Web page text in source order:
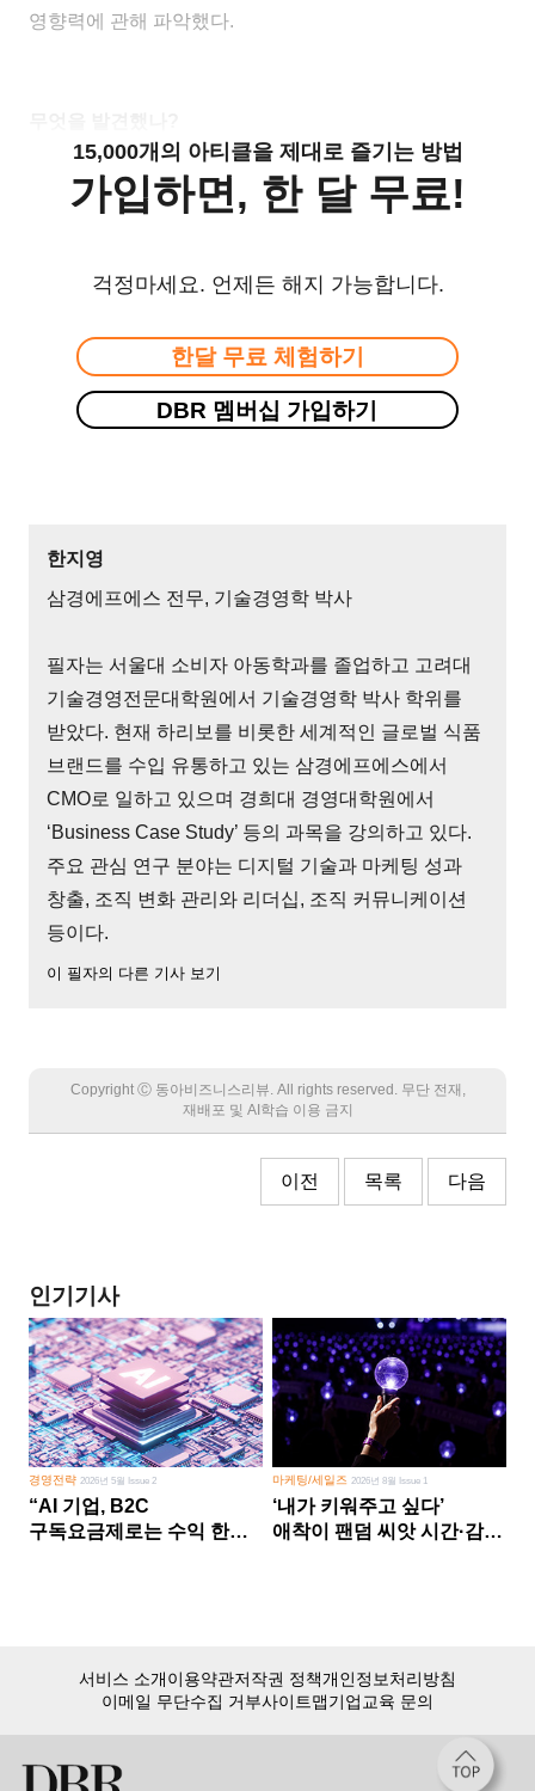
영향력에 관해 파악했다.
15,000개의 아티클을 제대로 즐기는 방법
가입하면, 한 달 무료!
걱정마세요. 언제든 해지 가능합니다.
한달 무료 체험하기
DBR 멤버십 가입하기
한지영
삼경에프에스 전무, 기술경영학 박사
필자는 서울대 소비자 아동학과를 졸업하고 고려대
기술경영전문대학원에서 기술경영학 박사 학위를
받았다. 현재 하리보를 비롯한 세계적인 글로벌 식품
브랜드를 수입 유통하고 있는 삼경에프에스에서
CMO로 일하고 있으며 경희대 경영대학원에서
‘Business Case Study’ 등의 과목을 강의하고 있다.
주요 관심 연구 분야는 디지털 기술과 마케팅 성과
창출, 조직 변화 관리와 리더십, 조직 커뮤니케이션
등이다.
이 필자의 다른 기사 보기
Copyright Ⓒ 동아비즈니스리뷰. All rights reserved. 무단 전재,
재배포 및 AI학습 이용 금지
이전 목록 다음
인기기사
경영전략2026년 5월 Issue 2
“AI 기업, B2C
구독요금제로는 수익 한계
마케팅/세일즈 2026년 8월 Issue 1
‘내가 키워주고 싶다’
애착이 팬덤 씨앗 시간·감정
서비스 소개이용약관저작권 정책개인정보처리방침
이메일 무단수집 거부사이트맵기업교육 문의